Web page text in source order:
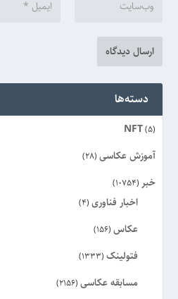
دسته‌ها
NFT(5)
آموزش عکاسی (28)
خبر (10754)
اخبار فناوری (4)
عکاس (156)
فتولینک (1333)
مسابقه عکاسی (2156)